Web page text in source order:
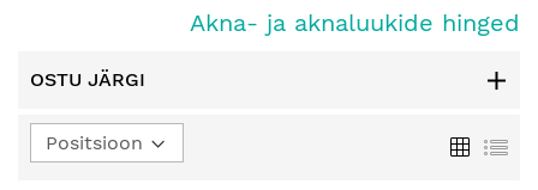
Akna- ja aknaluukide hinged
OSTU JÄRGI